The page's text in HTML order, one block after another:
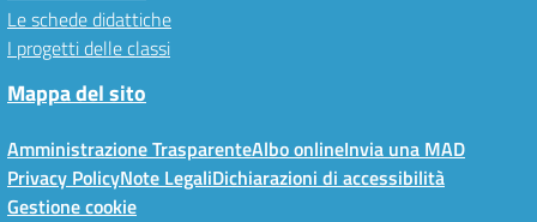
Le schede didattiche
I progetti delle classi
Mappa del sito
Amministrazione TrasparenteAlbo onlineInvia una MAD
Privacy PolicyNote LegaliDichiarazioni di accessibilità
Gestione cookie